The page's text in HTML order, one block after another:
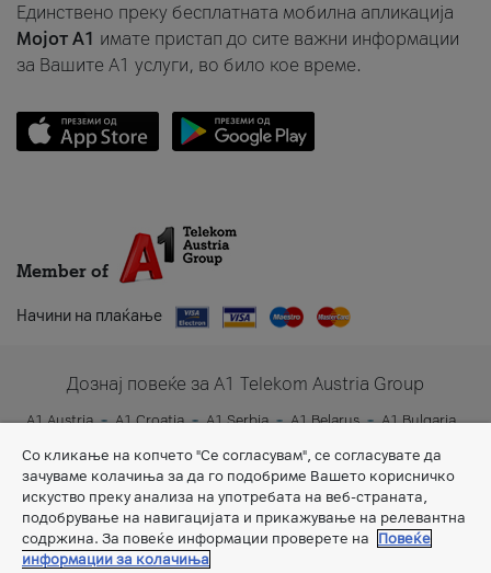
Единствено преку бесплатната мобилна апликација
Мојот A1 имате пристап до сите важни информации
за Вашите A1 услуги, во било кое време.
Member of
Начини на плаќање
Дознај повеќе за A1 Telekom Austria Group
A1 Austria A1 Croatia A1 Serbia A1 Belarus
A1 Bulgaria
A1 Slovenia
A1 Digital
Со кликање на копчето "Се согласувам", се согласувате да
зачуваме колачиња за да го подобриме Вашето корисничко
искуство преку анализа на употребата на веб-страната,
подобрување на навигацијата и прикажување на релевантна
содржина. За повеќе информации проверете на
Повеќе
информации за колачиња